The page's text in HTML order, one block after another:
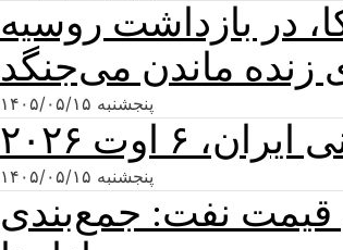
در بازداشت روسیه
پنجشنبه ۱۴۰۵/۰۵/۱۵
۶ اوت ۲۰۲۶
پنجشنبه ۱۴۰۵/۰۵/۱۵
قیمت نفت: جمع‌بندی